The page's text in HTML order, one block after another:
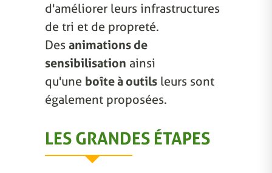
d'améliorer leurs infrastructures
de tri et de propreté.
Des animations de
sensibilisation ainsi
qu'une boîte à outils leurs sont
également proposées.
LES GRANDES ÉTAPES